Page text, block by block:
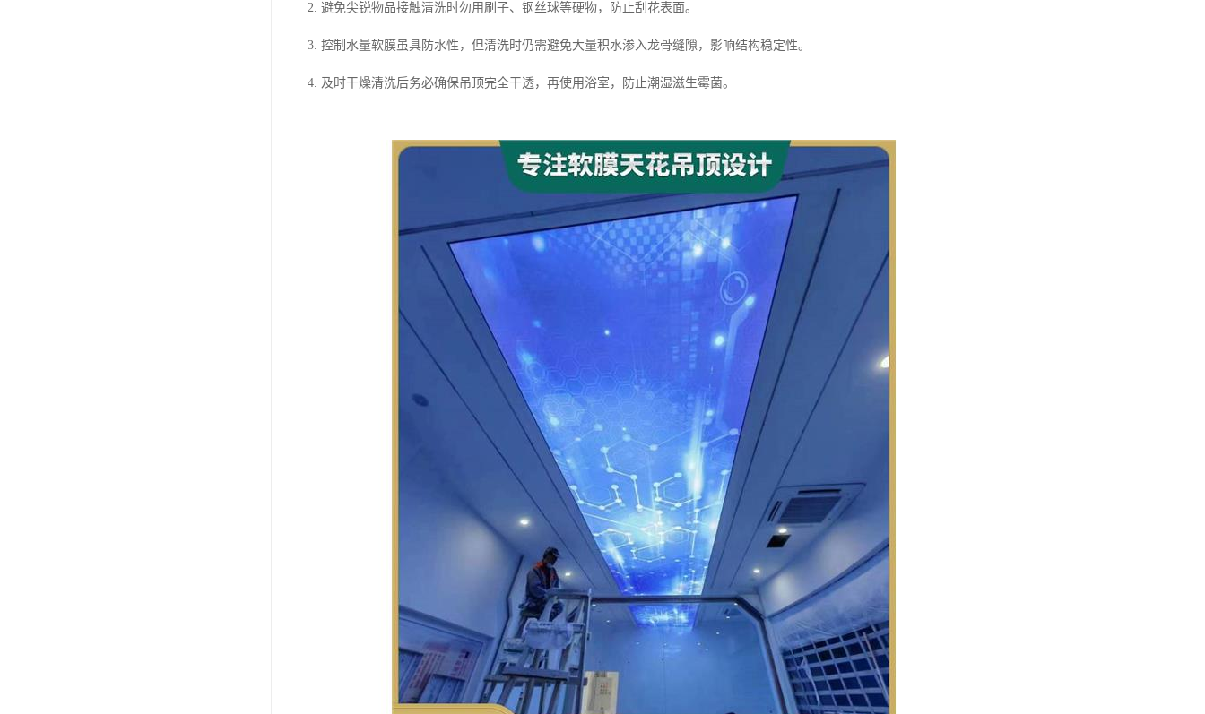
2. 避免尖锐物品接触清洗时勿用刷子、钢丝球等硬物，防止刮花表面。
3. 控制水量软膜虽具防水性，但清洗时仍需避免大量积水渗入龙骨缝隙，影响结构稳定性。
4. 及时干燥清洗后务必确保吊顶完全干透，再使用浴室，防止潮湿滋生霉菌。